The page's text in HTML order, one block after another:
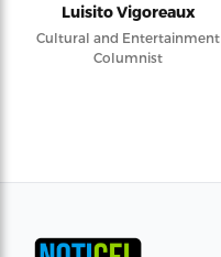
Luisito Vigoreaux
Cultural and Entertainment
Columnist